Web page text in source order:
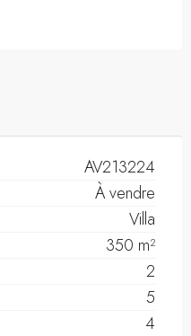
AV213224
À vendre
Villa
350 m²
2
5
4